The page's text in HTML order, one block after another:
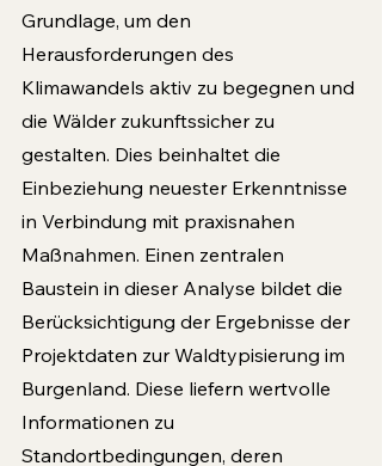
Grundlage, um den
Herausforderungen des
Klimawandels aktiv zu begegnen und
die Wälder zukunftssicher zu
gestalten. Dies beinhaltet die
Einbeziehung neuester Erkenntnisse
in Verbindung mit praxisnahen
Maßnahmen. Einen zentralen
Baustein in dieser Analyse bildet die
Berücksichtigung der Ergebnisse der
Projektdaten zur Waldtypisierung im
Burgenland. Diese liefern wertvolle
Informationen zu
Standortbedingungen, deren